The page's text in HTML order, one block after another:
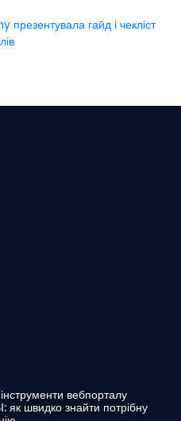
презентувала гайд і чекліст
вебпорталу
як швидко знайти потрібну